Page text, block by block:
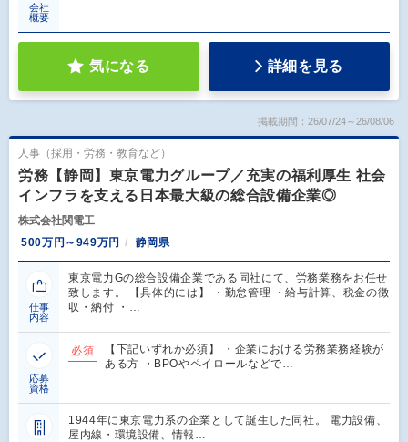
会社
概要
気になる 詳細を見る
掲載期間：26/07/24～26/08/06
人事（採用・労務・教育など）
労務【静岡】東京電力グループ／充実の福利厚生 社会
インフラを支える日本最大級の総合設備企業◎
株式会社関電工
500万円～949万円
静岡県
仕事
内容
東京電力Gの総合設備企業である同社にて、労務業務をお任せ
致します。 【具体的には】 ・勤怠管理 ・給与計算、税金の徴
収・納付 ・…
応募
資格
必須
【下記いずれか必須】 ・企業における労務業務経験が
ある方 ・BPOやペイロールなどで…
1944年に東京電力系の企業として誕生した同社。 電力設備、
屋内線・環境設備、情報…